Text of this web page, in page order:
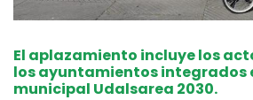
El aplazamiento incluye los
los ayuntamientos integrados
municipal Udalsarea 2030.